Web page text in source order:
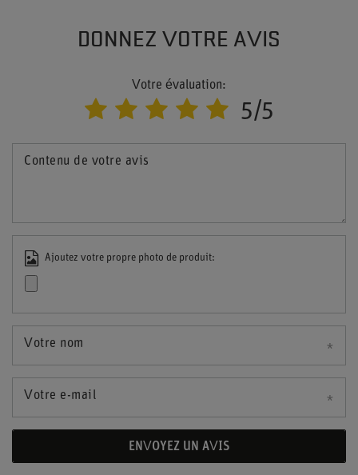
DONNEZ VOTRE AVIS
Votre évaluation:
5/5
Contenu de votre avis
Ajoutez votre propre photo de produit:
Votre nom
Votre e-mail
ENVOYEZ UN AVIS